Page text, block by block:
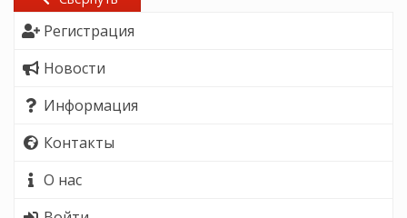
Регистрация
Новости
Информация
Контакты
О нас